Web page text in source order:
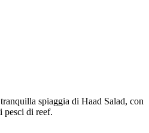
spiaggia di Haad Salad, con
pesci di reef.